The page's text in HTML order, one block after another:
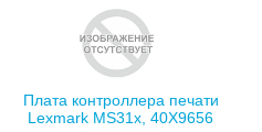
Плата контроллера печати
Lexmark MS31x, 40X9656